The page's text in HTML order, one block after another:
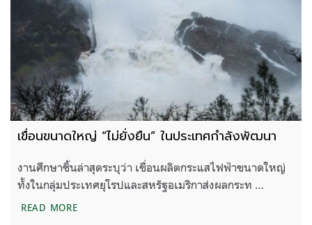
เขื่อนขนาดใหญ่ “ไม่ยั่งยืน” ในประเทศกำลังพัฒนา
งานศึกษาชิ้นล่าสุดระบุว่า เขื่อนผลิตกระแสไฟฟ้าขนาดใหญ่
ทั้งในกลุ่มประเทศยุโรปและสหรัฐอเมริกาส่งผลกระท …
READ MOREเขื่อนขนาดใหญ่ “ไม่ยั่งยืน” ในประเทศกำลังพัฒนา